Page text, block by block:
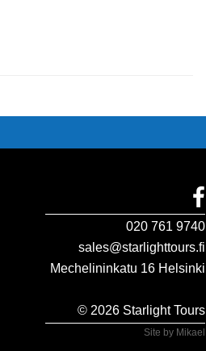
020 761 9740
sales@starlighttours.fi
Mechelininkatu 16 Helsinki
© 2026 Starlight Tours
Site by Mikael